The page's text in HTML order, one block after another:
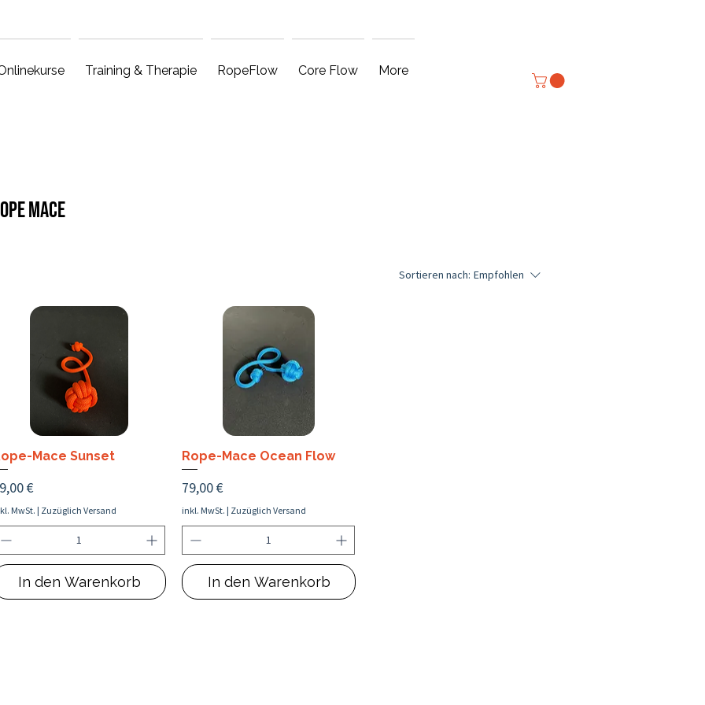
Training & Therapie RopeFlow Core Flow More
Mace
Sortieren nach: Empfohlen
Mace Sunset
€
MwSt. | Zuzüglich Versand
In den Warenkorb
Rope-Mace Ocean Flow
Preis
79,00 €
inkl. MwSt. | Zuzüglich Versand
In den Warenkorb